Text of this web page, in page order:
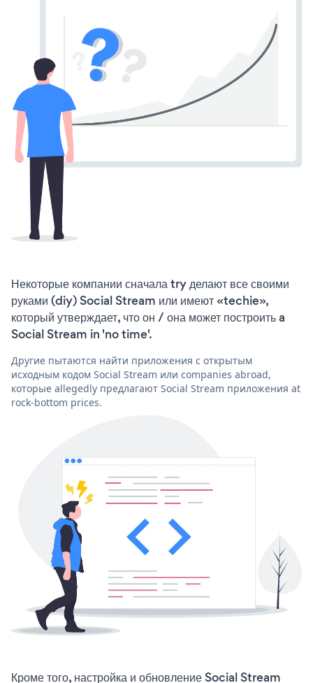
Некоторые компании сначала try делают все своими
руками (diy) Social Stream или имеют «techie»,
который утверждает, что он / она может построить a
Social Stream in 'no time'.
Другие пытаются найти приложения с открытым
исходным кодом Social Stream или companies abroad,
которые allegedly предлагают Social Stream приложения at
rock-bottom prices.
Кроме того, настройка и обновление Social Stream